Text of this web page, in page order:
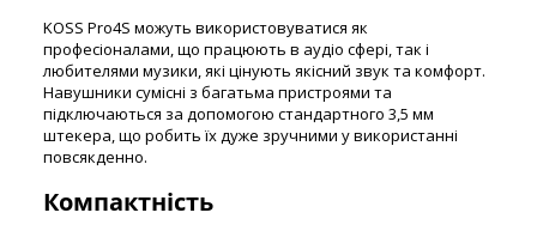
KOSS Pro4S можуть використовуватися як
професіоналами, що працюють в аудіо сфері, так і
любителями музики, які цінують якісний звук та комфорт.
Навушники сумісні з багатьма пристроями та
підключаються за допомогою стандартного 3,5 мм
штекера, що робить їх дуже зручними у використанні
повсякденно.
Компактність